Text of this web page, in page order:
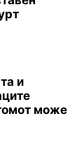
и
може